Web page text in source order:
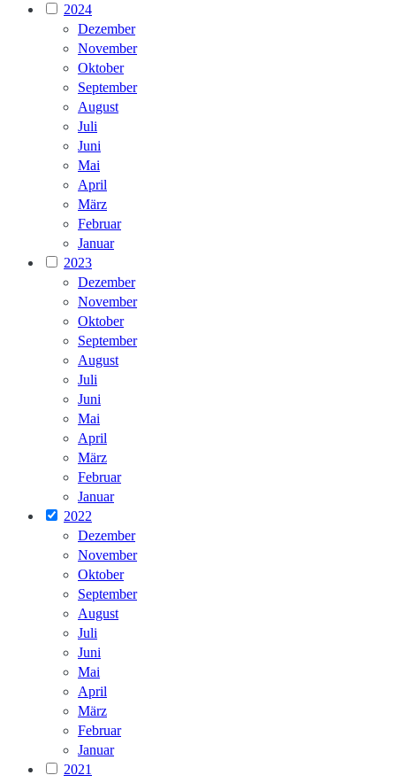
2024
Dezember
November
Oktober
September
August
Juli
Juni
Mai
April
März
Februar
Januar
2023
Dezember
November
Oktober
September
August
Juli
Juni
Mai
April
März
Februar
Januar
2022
Dezember
November
Oktober
September
August
Juli
Juni
Mai
April
März
Februar
Januar
2021